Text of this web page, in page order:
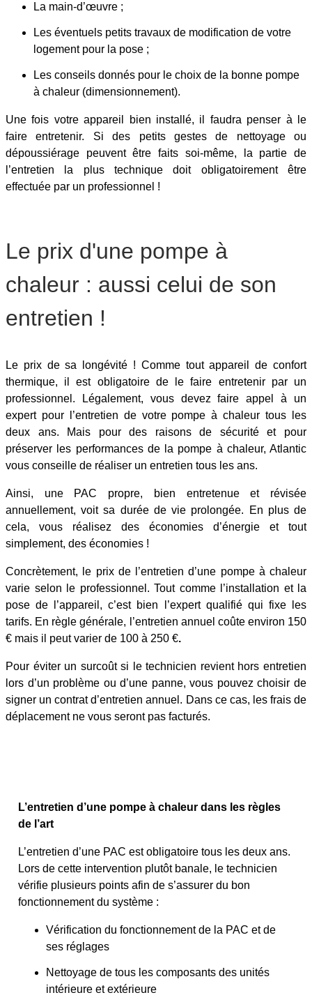
La main-d’œuvre ;
Les éventuels petits travaux de modification de votre
logement pour la pose ;
Les conseils donnés pour le choix de la bonne pompe
à chaleur (dimensionnement).
Une fois votre appareil bien installé, il faudra penser à le
faire entretenir. Si des petits gestes de nettoyage ou
dépoussiérage peuvent être faits soi-même, la partie de
l’entretien la plus technique doit obligatoirement être
effectuée par un professionnel !
Le prix d'une pompe à
chaleur : aussi celui de son
entretien !
Le prix de sa longévité ! Comme tout appareil de confort
thermique, il est obligatoire de le faire entretenir par un
professionnel. Légalement, vous devez faire appel à un
expert pour l’entretien de votre pompe à chaleur tous les
deux ans. Mais pour des raisons de sécurité et pour
préserver les performances de la pompe à chaleur, Atlantic
vous conseille de réaliser un entretien tous les ans.
Ainsi, une PAC propre, bien entretenue et révisée
annuellement, voit sa durée de vie prolongée. En plus de
cela, vous réalisez des économies d’énergie et tout
simplement, des économies !
Concrètement, le prix de l’entretien d’une pompe à chaleur
varie selon le professionnel. Tout comme l’installation et la
pose de l’appareil, c’est bien l’expert qualifié qui fixe les
tarifs. En règle générale, l’entretien annuel coûte environ 150
€ mais il peut varier de 100 à 250 €.
Pour éviter un surcoût si le technicien revient hors entretien
lors d’un problème ou d’une panne, vous pouvez choisir de
signer un contrat d’entretien annuel. Dans ce cas, les frais de
déplacement ne vous seront pas facturés.
L’entretien d’une pompe à chaleur dans les règles
de l’art
L’entretien d’une PAC est obligatoire tous les deux ans.
Lors de cette intervention plutôt banale, le technicien
vérifie plusieurs points afin de s’assurer du bon
fonctionnement du système :
Vérification du fonctionnement de la PAC et de
ses réglages
Nettoyage de tous les composants des unités
intérieure et extérieure